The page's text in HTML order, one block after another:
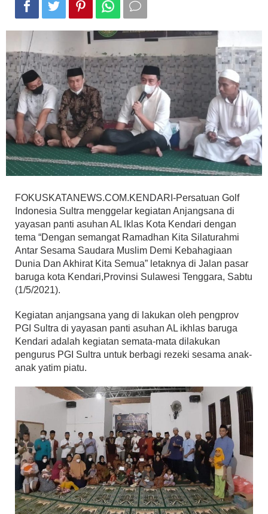
FOKUSKATANEWS.COM.KENDARI-Persatuan Golf
Indonesia Sultra menggelar kegiatan Anjangsana di
yayasan panti asuhan AL lklas Kota Kendari dengan
tema “Dengan semangat Ramadhan Kita Silaturahmi
Antar Sesama Saudara Muslim Demi Kebahagiaan
Dunia Dan Akhirat Kita Semua” letaknya di Jalan pasar
baruga kota Kendari,Provinsi Sulawesi Tenggara, Sabtu
(1/5/2021).
Kegiatan anjangsana yang di lakukan oleh pengprov
PGI Sultra di yayasan panti asuhan AL ikhlas baruga
Kendari adalah kegiatan semata-mata dilakukan
pengurus PGI Sultra untuk berbagi rezeki sesama anak-
anak yatim piatu.